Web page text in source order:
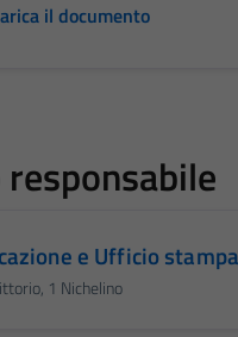
il documento
e Ufficio stampa
1 Nichelino